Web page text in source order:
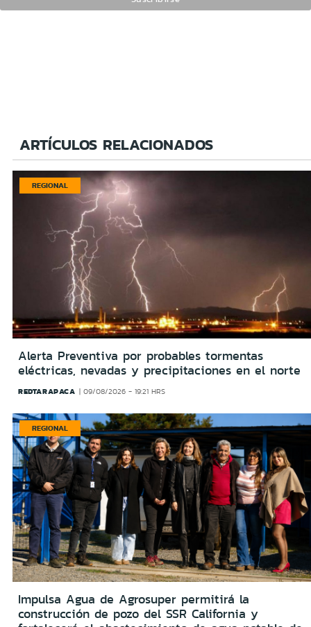
ARTÍCULOS RELACIONADOS
REGIONAL
Alerta Preventiva por probables tormentas
eléctricas, nevadas y precipitaciones en el norte
REDTARAPACA 09/08/2026 - 19:21 HRS
REGIONAL
Impulsa Agua de Agrosuper permitirá la
construcción de pozo del SSR California y